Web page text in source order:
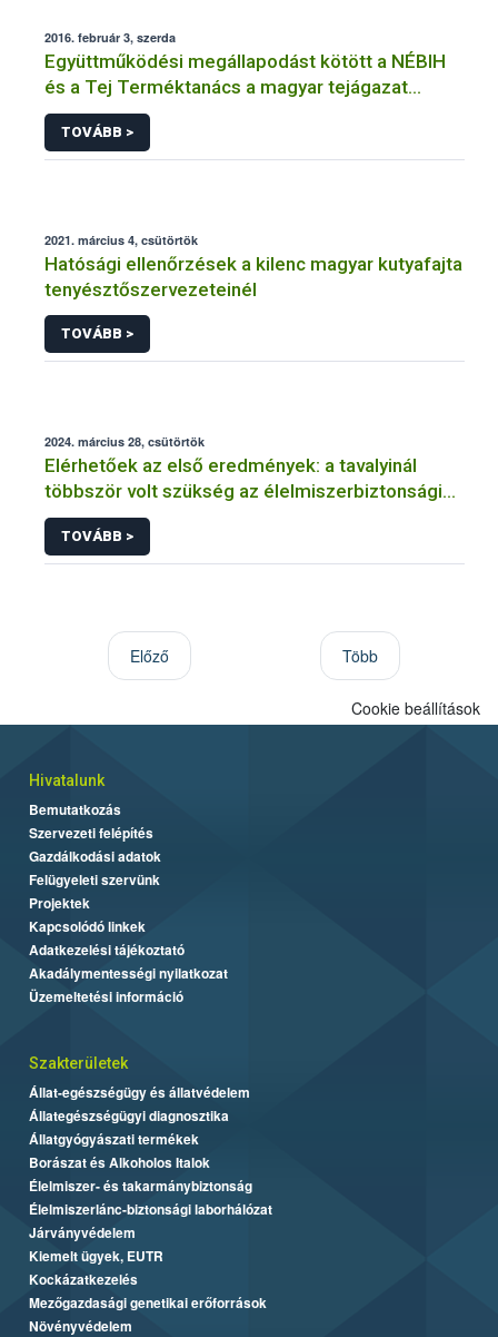
2016. február 3, szerda
Együttműködési megállapodást kötött a NÉBIH
és a Tej Terméktanács a magyar tejágazat
védelméért
TOVÁBB >
2021. március 4, csütörtök
Hatósági ellenőrzések a kilenc magyar kutyafajta
tenyésztőszervezeteinél
TOVÁBB >
2024. március 28, csütörtök
Elérhetőek az első eredmények: a tavalyinál
többször volt szükség az élelmiszerbiztonsági
felügyelők aktív fellépésére
TOVÁBB >
Előző Több
Cookie beállítások
Hivatalunk
Bemutatkozás
Szervezeti felépítés
Gazdálkodási adatok
Felügyeleti szervünk
Projektek
Kapcsolódó linkek
Adatkezelési tájékoztató
Akadálymentességi nyilatkozat
Üzemeltetési információ
Szakterületek
Állat-egészségügy és állatvédelem
Állategészségügyi diagnosztika
Állatgyógyászati termékek
Borászat és Alkoholos Italok
Élelmiszer- és takarmánybiztonság
Élelmiszerlánc-biztonsági laborhálózat
Járványvédelem
Kiemelt ügyek, EUTR
Kockázatkezelés
Mezőgazdasági genetikai erőforrások
Növényvédelem